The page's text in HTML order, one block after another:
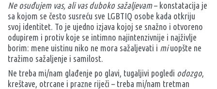
Ne osuđujem vas, ali vas duboko sažaljevam– konstatacija je
sa kojom se često susreću sve LGBTIQ osobe kada otkriju
svoj identitet. To je ujedno izjava kojoj se snažno i otvoreno
odupirem i protiv koje se intimno najintenzivnije i najživlje
borim: mene uistinu niko ne mora sažaljevati i miuopšte ne
tražimo sažaljenje i samilost.
Ne treba mi/nam glađenje po glavi, tugaljivi pogledi odozgo,
kreštave, otrcane i prazne riječi – treba mi/nam tretman